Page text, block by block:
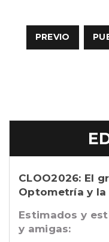
entradas
PREVIO
CLOO2026: El
Optometría y
Estimados y
y amigas: